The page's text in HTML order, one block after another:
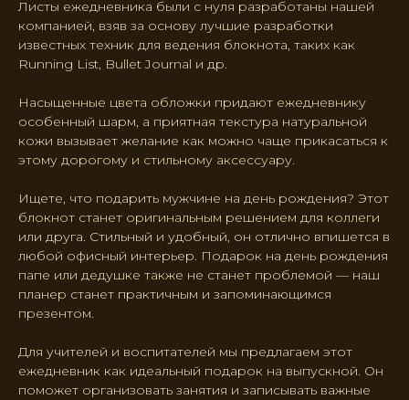
Листы ежедневника были с нуля разработаны нашей
компанией, взяв за основу лучшие разработки
известных техник для ведения блокнота, таких как
Running List, Bullet Journal и др.
Насыщенные цвета обложки придают ежедневнику
особенный шарм, а приятная текстура натуральной
кожи вызывает желание как можно чаще прикасаться к
этому дорогому и стильному аксессуару.
Ищете, что подарить мужчине на день рождения? Этот
блокнот станет оригинальным решением для коллеги
или друга. Стильный и удобный, он отлично впишется в
любой офисный интерьер. Подарок на день рождения
папе или дедушке также не станет проблемой — наш
планер станет практичным и запоминающимся
презентом.
Для учителей и воспитателей мы предлагаем этот
ежедневник как идеальный подарок на выпускной. Он
поможет организовать занятия и записывать важные